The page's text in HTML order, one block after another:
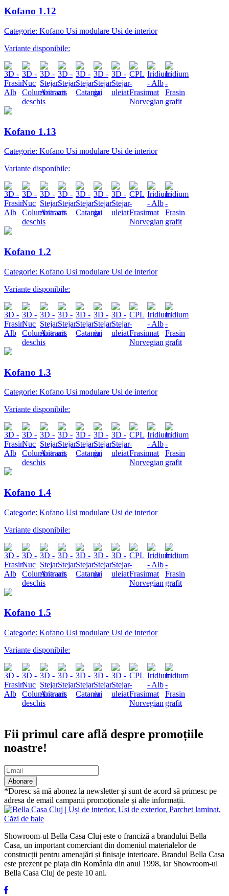
Kofano 1.12
Categorie: Kofano Usi modulare Usi de interior
Variante disponibile:
Kofano 1.13
Categorie: Kofano Usi modulare Usi de interior
Variante disponibile:
Kofano 1.2
Categorie: Kofano Usi modulare Usi de interior
Variante disponibile:
Kofano 1.3
Categorie: Kofano Usi modulare Usi de interior
Variante disponibile:
Kofano 1.4
Categorie: Kofano Usi modulare Usi de interior
Variante disponibile:
Kofano 1.5
Categorie: Kofano Usi modulare Usi de interior
Variante disponibile:
Fii primul care află despre promoțiile
noastre!
Abonare
*Doresc să mă abonez la newsletter și sunt de acord să primesc pe
adresa de email campanii promoționale și alte informații.
Showroom-ul Bella Casa Cluj este o franciză a brandului Bella
Casa, un important comerciant din domeniul materialelor de
construcții pentru amenajări și finisaje interioare. Brandul Bella Casa
este prezent pe piața din România din anul 1998, iar Showroom-ul
Bella Casa Cluj de peste 10 ani.